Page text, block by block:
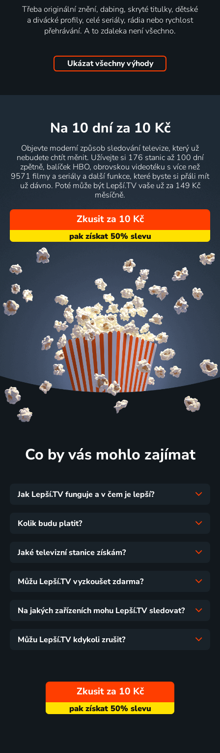
Třeba originální znění, dabing, skryté titulky, dětské
a divácké profily, celé seriály, rádia nebo rychlost
přehrávání. A to zdaleka není všechno.
Ukázat všechny výhody
na 10 dní za 10 Kč
Objevte moderní způsob sledování televize, který už
nebudete chtít měnit. Užívejte si 176 stanic až 100 dní
zpětně, balíček HBO, obrovskou videotéku s více než
9571 filmy a seriály a další funkce, které byste si přáli mít
už dávno. Poté může být Lepší.TV vaše už za 149 Kč
měsíčně.
Zkusit za 10 Kč
Co by vás mohlo zajímat
Jak Lepší.TV funguje a v čem je lepší?
Kolik budu platit?
Jaké televizní stanice získám?
Můžu Lepší.TV vyzkoušet zdarma?
Na jakých zařízeních mohu Lepší.TV sledovat?
Můžu Lepší.TV kdykoli zrušit?
Zkusit za 10 Kč